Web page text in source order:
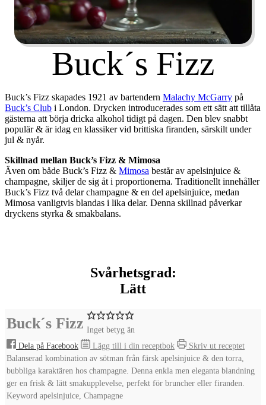
Buck´s Fizz
Buck’s Fizz skapades 1921 av bartendern Malachy McGarry på
Buck’s Club i London. Drycken introducerades som ett sätt att tillåta
gästerna att börja dricka alkohol tidigt på dagen. Den blev snabbt
populär & är idag en klassiker vid brittiska firanden, särskilt under
jul & nyår.
Skillnad mellan Buck’s Fizz & Mimosa
Även om både Buck’s Fizz & Mimosa består av apelsinjuice &
champagne, skiljer de sig åt i proportionerna. Traditionellt innehåller
Buck’s Fizz två delar champagne & en del apelsinjuice, medan
Mimosa vanligtvis blandas i lika delar. Denna skillnad påverkar
dryckens styrka & smakbalans.
Svårhetsgrad:
Lätt
Buck´s Fizz Inget betyg än
Dela på Facebook
Lägg till i din receptbok
Skriv ut receptet
Balanserad kombination av sötman från färsk apelsinjuice & den torra,
bubbliga karaktären hos champagne. Denna enkla men eleganta blandning
ger en frisk & lätt smakupplevelse, perfekt för bruncher eller firanden.
Keyword apelsinjuice, Champagne